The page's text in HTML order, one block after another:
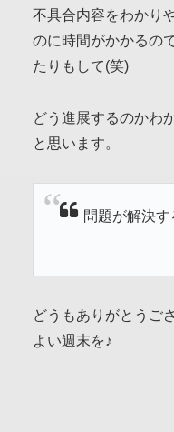
不具合内容をわかり
のに時間がかかるの
たりもして(笑)
どう進展するのかわ
と思います。
問題が解決す
どうもありがとうご
よい週末を♪